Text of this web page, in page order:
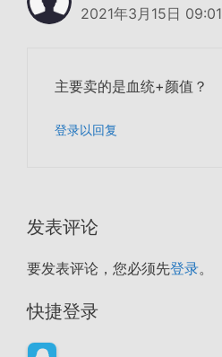
2021年3月15日 09:01
主要卖的是血统+颜值？
登录以回复
发表评论
要发表评论，您必须先登录。
快捷登录